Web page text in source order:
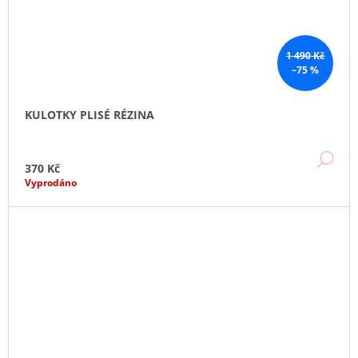
1 490 Kč
–75 %
KULOTKY PLISÉ RÉZINA
370 Kč
Vyprodáno